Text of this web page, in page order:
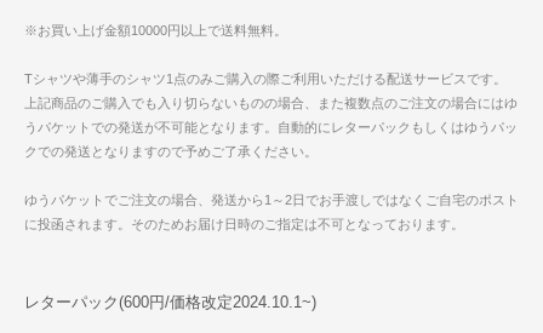
※お買い上げ金額10000円以上で送料無料。
Tシャツや薄手のシャツ1点のみご購入の際ご利用いただける配送サービスです。
上記商品のご購入でも入り切らないものの場合、また複数点のご注文の場合にはゆ
うパケットでの発送が不可能となります。自動的にレターパックもしくはゆうパッ
クでの発送となりますので予めご了承ください。
ゆうパケットでご注文の場合、発送から1～2日でお手渡しではなくご自宅のポスト
に投函されます。そのためお届け日時のご指定は不可となっております。
レターパック(600円/価格改定2024.10.1~)